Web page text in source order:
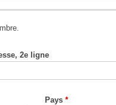
2e ligne
Pays